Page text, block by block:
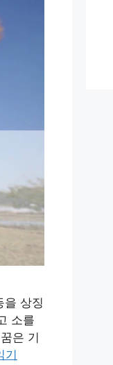
을 상징
소를
은 기
기